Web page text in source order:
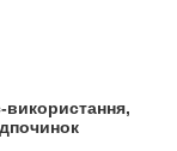
використання,